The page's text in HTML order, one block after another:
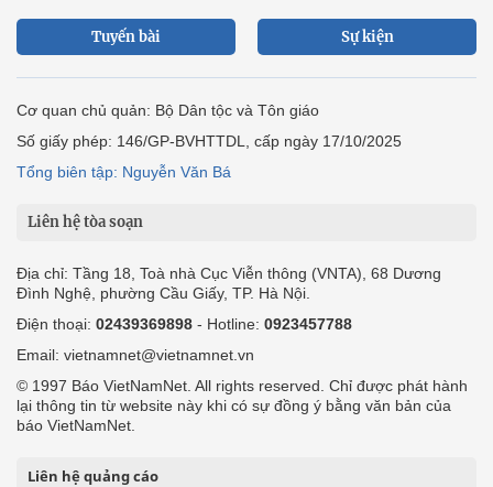
Tuyến bài Sự kiện
Cơ quan chủ quản: Bộ Dân tộc và Tôn giáo
Số giấy phép: 146/GP-BVHTTDL, cấp ngày 17/10/2025
Tổng biên tập: Nguyễn Văn Bá
Liên hệ tòa soạn
Địa chỉ: Tầng 18, Toà nhà Cục Viễn thông (VNTA), 68 Dương
Đình Nghệ, phường Cầu Giấy, TP. Hà Nội.
Điện thoại: 02439369898 - Hotline: 0923457788
Email: vietnamnet@vietnamnet.vn
© 1997 Báo VietNamNet. All rights reserved. Chỉ được phát hành
lại thông tin từ website này khi có sự đồng ý bằng văn bản của
báo VietNamNet.
Liên hệ quảng cáo